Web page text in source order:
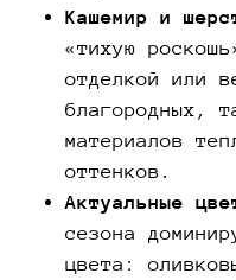
Кашемир и
«тихую
отделкой или
благородных,
материалов
оттенков.
Актуальные
сезона
цвета: